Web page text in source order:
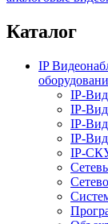
Каталог
IP
IP-
IP-
IP-
IP-
IP-